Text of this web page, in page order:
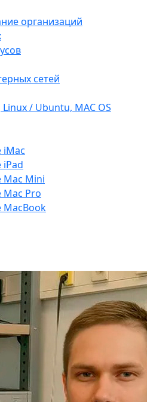
организаций
сетей
Linux / Ubuntu, МАС OS
iMac
iPad
Mac Mini
Pro
MacBook